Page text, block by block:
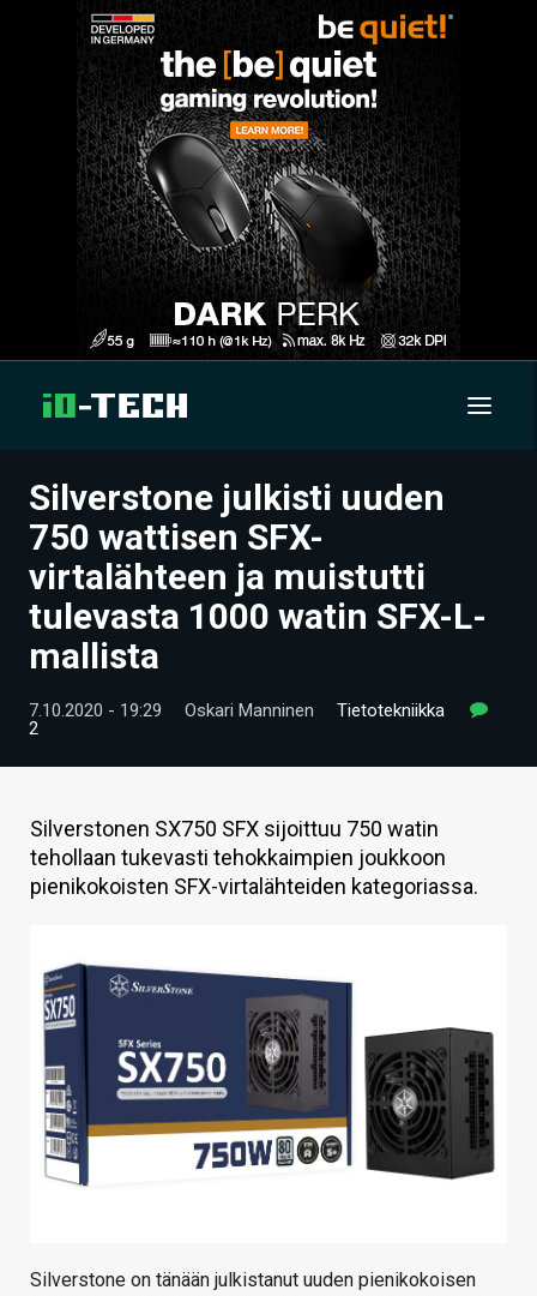
UUTISET
ARTIKKELIT
VIDEOT
TECHBBS
TIETOA
HINTA.FI
KAUPPA
VAIHDA TEEMA
HAKU
Silverstone julkisti uuden
750 wattisen SFX-
virtalähteen ja muistutti
tulevasta 1000 watin SFX-L-
mallista
7.10.2020 - 19:29 Oskari Manninen
Tietotekniikka
2
Silverstonen SX750 SFX sijoittuu 750 watin
tehollaan tukevasti tehokkaimpien joukkoon
pienikokoisten SFX-virtalähteiden kategoriassa.
Silverstone on tänään julkistanut uuden pienikokoisen